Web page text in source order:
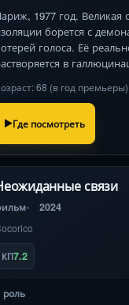
1977 год. Великая
борется с
голоса. Её
в
пронзительном
68 (в год премьеры)
Где посмотреть
связи
2024
КП7.2
роль